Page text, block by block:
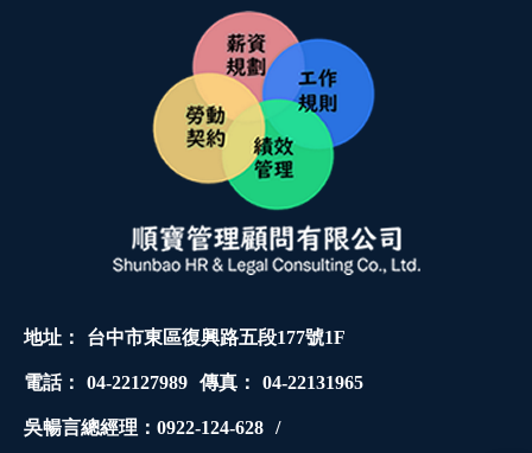
台中市東區復興路五段177號1F
04-22127989 04-22131965
吳暢言總經理：0922-124-628 /